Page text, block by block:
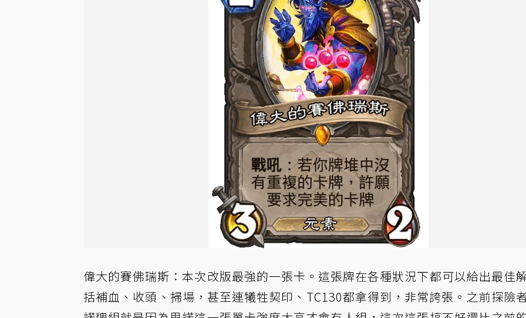
偉大的賽佛瑞斯：本次改版最強的一張卡。這張牌在各種狀況下都可以給出最佳
括補血、收頭、掃場，甚至連犧牲契印、TC130都拿得到，非常誇張。之前探險